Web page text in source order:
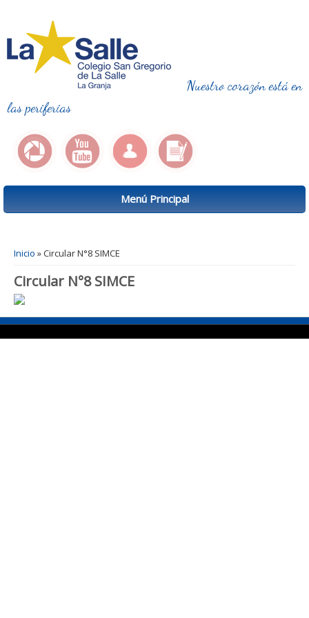
Nuestro corazón está en
las periferias
Menú Principal
Inicio » Circular N°8 SIMCE
Circular N°8 SIMCE